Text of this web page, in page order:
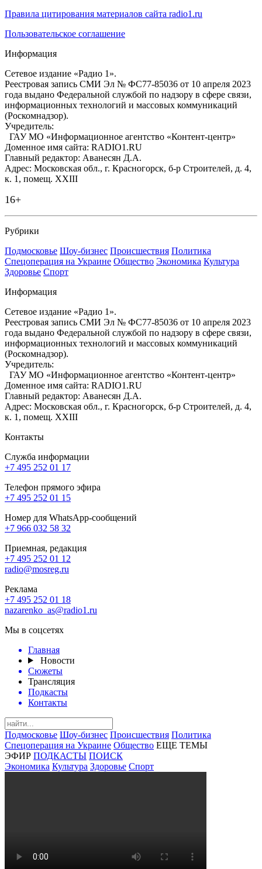
Правила цитирования материалов сайта radio1.ru
Пользовательское соглашение
Информация
Сетевое издание «Радио 1».
Реестровая запись СМИ Эл № ФС77-85036 от 10 апреля 2023
года выдано Федеральной службой по надзору в сфере связи,
информационных технологий и массовых коммуникаций
(Роскомнадзор).
Учредитель:
ГАУ МО «Информационное агентство «Контент-центр»
Доменное имя сайта: RADIO1.RU
Главный редактор: Аванесян Д.А.
Адрес: Московская обл., г. Красногорск, б-р Строителей, д. 4,
к. 1, помещ. XXIII
16+
Рубрики
Подмосковье Шоу-бизнес Происшествия Политика
Спецоперация на Украине Общество Экономика Культура
Здоровье Спорт
Информация
Сетевое издание «Радио 1».
Реестровая запись СМИ Эл № ФС77-85036 от 10 апреля 2023
года выдано Федеральной службой по надзору в сфере связи,
информационных технологий и массовых коммуникаций
(Роскомнадзор).
Учредитель:
ГАУ МО «Информационное агентство «Контент-центр»
Доменное имя сайта: RADIO1.RU
Главный редактор: Аванесян Д.А.
Адрес: Московская обл., г. Красногорск, б-р Строителей, д. 4,
к. 1, помещ. XXIII
Контакты
Служба информации
+7 495 252 01 17
Телефон прямого эфира
+7 495 252 01 15
Номер для WhatsApp-сообщений
+7 966 032 58 32
Приемная, редакция
+7 495 252 01 12
radio@mosreg.ru
Реклама
+7 495 252 01 18
nazarenko_as@radio1.ru
Мы в соцсетях
Главная
Новости
Сюжеты
Трансляция
Подкасты
Контакты
Подмосковье Шоу-бизнес Происшествия Политика
Спецоперация на Украине Общество ЕЩЕ ТЕМЫ
ЭФИР ПОДКАСТЫ ПОИСК
Экономика Культура Здоровье Спорт